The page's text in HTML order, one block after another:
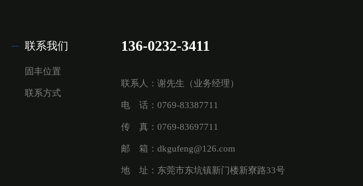
联系我们
固丰位置
联系方式
136-0232-3411
联系人：谢先生（业务经理）
电 话：0769-83387711
传 真：0769-83697711
邮 箱：dkgufeng@126.com
地 址：东莞市东坑镇新门楼新寮路33号